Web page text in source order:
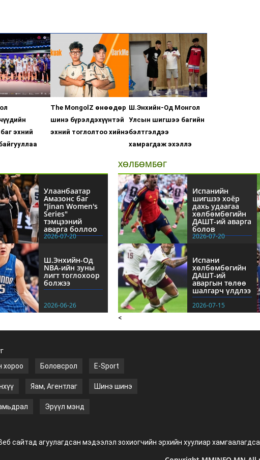
эхний
The MongolZ өнөөдөр
шинэ бүрэлдэхүүнтэй
эхний тоглолтоо хийнэ
Ш.Энхийн-Од Монгол
Улсын шигшээ багийн
бэлтгэлдээ
хамрагдаж эхэллэ
Улаанбаатар
Амазонс баг
"Jinan Women's
Series"
тэмцээний
аварга боллоо
2026-07-20
Ш.Энхийн-Од
NBА-ийн зуны
лигт тоглохоор
болжээ
2026-06-26
ХӨЛБӨМБӨГ
Испанийн
шигшээ хоёр
дахь удаагаа
хөлбөмбөгийн
ДАШТ-ий аварга
болов
2026-07-20
Испани
хөлбөмбөгийн
ДАШТ-ий
аваргын төлөө
шалгарч үлдлээ
2026-07-15
<
хороо
Боловсрол E-Sport
Яам, Агентлаг Шинэ шинэ
Эрүүл мэнд
сайтад агуулагдсан мэдээлэл зохиогчийн эрхийн хуулиар